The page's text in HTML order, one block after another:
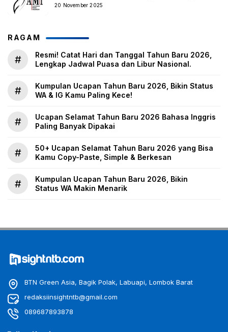
20 November 2025
RAGAM
#
Resmi! Catat Hari dan Tanggal Tahun Baru 2026,
Lengkap Jadwal Puasa dan Libur Nasional.
#
Kumpulan Ucapan Tahun Baru 2026, Bikin Status
WA & IG Kamu Paling Kece!
#
Ucapan Selamat Tahun Baru 2026 Bahasa Inggris
Paling Banyak Dipakai
#
50+ Ucapan Selamat Tahun Baru 2026 yang Bisa
Kamu Copy-Paste, Simple & Berkesan
#
Kumpulan Ucapan Tahun Baru 2026, Bikin
Status WA Makin Menarik
BTN Green Asia, Bagik Polak, Labuapi, Lombok Barat
redaksiinsightntb@gmail.com
089687893878